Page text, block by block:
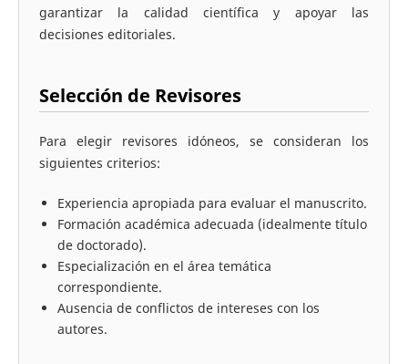
garantizar la calidad científica y apoyar las
decisiones editoriales.
Selección de Revisores
Para elegir revisores idóneos, se consideran los
siguientes criterios:
Experiencia apropiada para evaluar el manuscrito.
Formación académica adecuada (idealmente título
de doctorado).
Especialización en el área temática
correspondiente.
Ausencia de conflictos de intereses con los
autores.